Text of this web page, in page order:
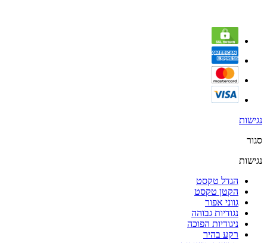
נגישות
סגור
נגישות
הגדל טקסט
הקטן טקסט
גווני אפור
נגודיות גבוהה
ניגודיות הפוכה
רקע בהיר